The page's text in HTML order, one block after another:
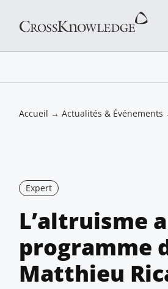
Accueil → Actualités & Événements
Expert
L’altruisme
programme
Matthieu